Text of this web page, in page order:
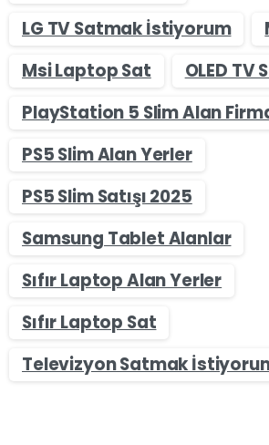
LG TV Satmak İstiyorum
Msi Laptop Sat
OLED TV
PlayStation 5 Slim Alan
PS5 Slim Alan Yerler
PS5 Slim Satışı 2025
Samsung Tablet Alanlar
Sıfır Laptop Alan Yerler
Sıfır Laptop Sat
Televizyon Satmak